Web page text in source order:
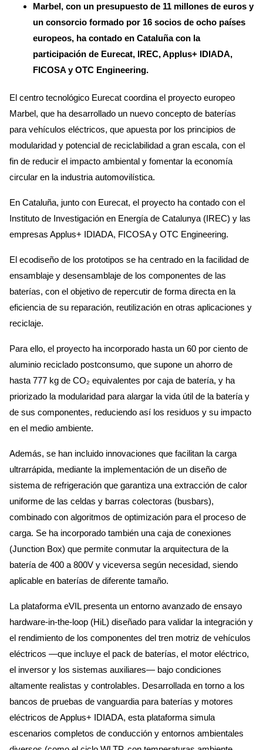
Marbel, con un presupuesto de 11 millones de euros y
un consorcio formado por 16 socios de ocho países
europeos, ha contado en Cataluña con la
participación de Eurecat, IREC, Applus+ IDIADA,
FICOSA y OTC Engineering.
El centro tecnológico Eurecat coordina el proyecto europeo
Marbel, que ha desarrollado un nuevo concepto de baterías
para vehículos eléctricos, que apuesta por los principios de
modularidad y potencial de reciclabilidad a gran escala, con el
fin de reducir el impacto ambiental y fomentar la economía
circular en la industria automovilística.
En Cataluña, junto con Eurecat, el proyecto ha contado con el
Instituto de Investigación en Energía de Catalunya (IREC) y las
empresas Applus+ IDIADA, FICOSA y OTC Engineering.
El ecodiseño de los prototipos se ha centrado en la facilidad de
ensamblaje y desensamblaje de los componentes de las
baterías, con el objetivo de repercutir de forma directa en la
eficiencia de su reparación, reutilización en otras aplicaciones y
reciclaje.
Para ello, el proyecto ha incorporado hasta un 60 por ciento de
aluminio reciclado postconsumo, que supone un ahorro de
hasta 777 kg de CO₂ equivalentes por caja de batería, y ha
priorizado la modularidad para alargar la vida útil de la batería y
de sus componentes, reduciendo así los residuos y su impacto
en el medio ambiente.
Además, se han incluido innovaciones que facilitan la carga
ultrarrápida, mediante la implementación de un diseño de
sistema de refrigeración que garantiza una extracción de calor
uniforme de las celdas y barras colectoras (busbars),
combinado con algoritmos de optimización para el proceso de
carga. Se ha incorporado también una caja de conexiones
(Junction Box) que permite conmutar la arquitectura de la
batería de 400 a 800V y viceversa según necesidad, siendo
aplicable en baterías de diferente tamaño.
La plataforma eVIL presenta un entorno avanzado de ensayo
hardware-in-the-loop (HiL) diseñado para validar la integración y
el rendimiento de los componentes del tren motriz de vehículos
eléctricos —que incluye el pack de baterías, el motor eléctrico,
el inversor y los sistemas auxiliares— bajo condiciones
altamente realistas y controlables. Desarrollada en torno a los
bancos de pruebas de vanguardia para baterías y motores
eléctricos de Applus+ IDIADA, esta plataforma simula
escenarios completos de conducción y entornos ambientales